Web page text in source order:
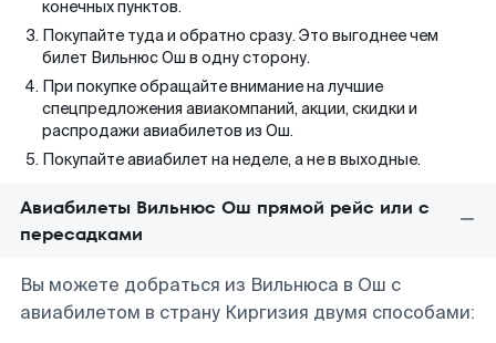
конечных пунктов.
Покупайте туда и обратно сразу. Это выгоднее чем
билет Вильнюс Ош в одну сторону.
При покупке обращайте внимание на лучшие
спецпредложения авиакомпаний, акции, скидки и
распродажи авиабилетов из Ош.
Покупайте авиабилет на неделе, а не в выходные.
Авиабилеты Вильнюс Ош прямой рейс или с
пересадками
Вы можете добраться из Вильнюса в Ош с
авиабилетом в страну Киргизия двумя способами: